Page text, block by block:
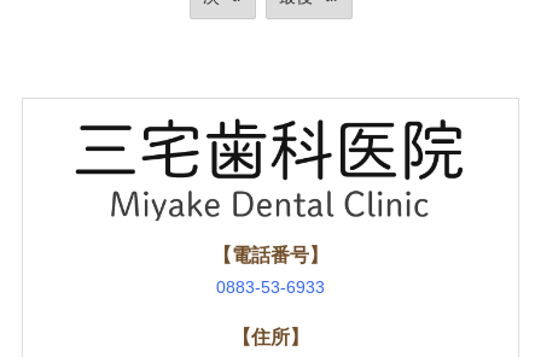
【電話番号】
0883-53-6933
【住所】